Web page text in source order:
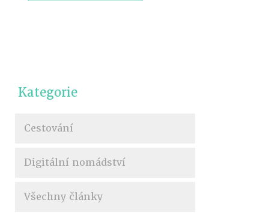
Kategorie
Cestování
Digitální nomádství
Všechny články